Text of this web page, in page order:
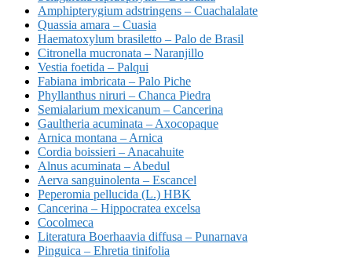
Amphipterygium adstringens – Cuachalalate
Quassia amara – Cuasia
Haematoxylum brasiletto – Palo de Brasil
Citronella mucronata – Naranjillo
Vestia foetida – Palqui
Fabiana imbricata – Palo Piche
Phyllanthus niruri – Chanca Piedra
Semialarium mexicanum – Cancerina
Gaultheria acuminata – Axocopaque
Arnica montana – Arnica
Cordia boissieri – Anacahuite
Alnus acuminata – Abedul
Aerva sanguinolenta – Escancel
Peperomia pellucida (L.) HBK
Cancerina – Hippocratea excelsa
Cocolmeca
Literatura Boerhaavia diffusa – Punarnava
Pinguica – Ehretia tinifolia